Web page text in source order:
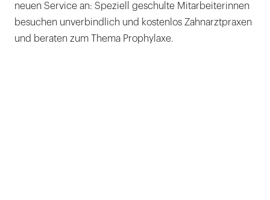
neuen Service an: Speziell geschulte Mitarbeiterinnen
besuchen unverbindlich und kostenlos Zahnarztpraxen
und beraten zum Thema Prophylaxe.